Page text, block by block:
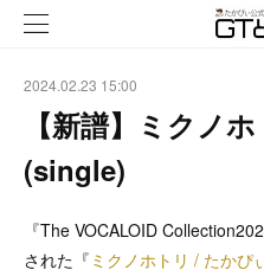
2024.02.23 15:00
【新譜】ミクノ
(single)
『The VOCALOID
された『 ミクノホトリ / たかぴ